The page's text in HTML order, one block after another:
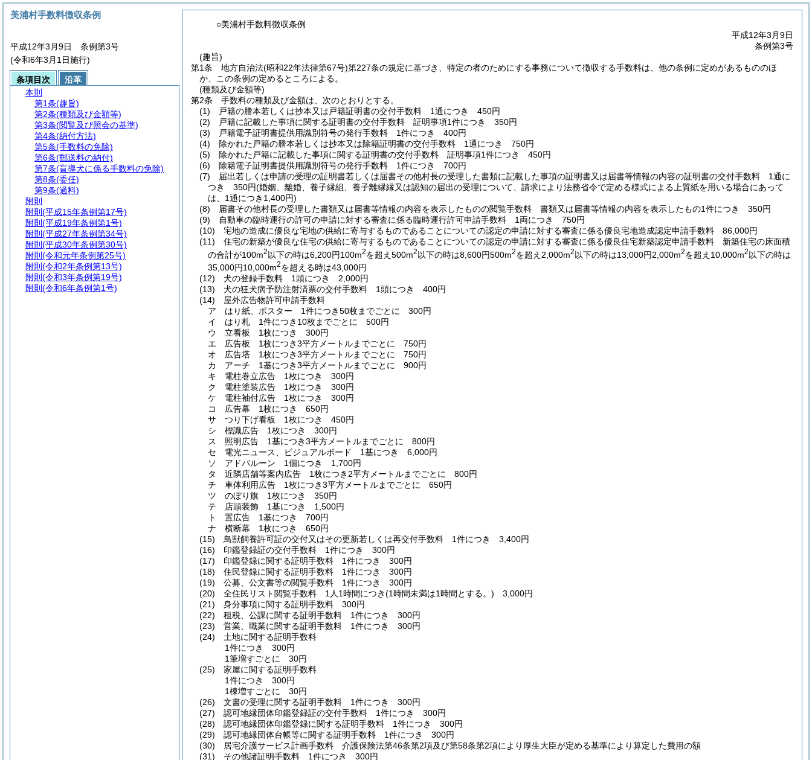
○美浦村手数料徴収条例
平成12年3月9日
条例第3号
(趣旨)
第1条
地方自治法(昭和22年法律第67号)第227条の規定に基づき、特定の者のためにする事務について徴収する手数料は、他の条例に定めがあるもののほ
か、この条例の定めるところによる。
(種類及び金額等)
第2条
手数料の種類及び金額は、次のとおりとする。
(1)
戸籍の謄本若しくは抄本又は戸籍証明書の交付手数料 1通につき 450円
(2)
戸籍に記載した事項に関する証明書の交付手数料 証明事項1件につき 350円
(3)
戸籍電子証明書提供用識別符号の発行手数料 1件につき 400円
(4)
除かれた戸籍の謄本若しくは抄本又は除籍証明書の交付手数料 1通につき 750円
(5)
除かれた戸籍に記載した事項に関する証明書の交付手数料 証明事項1件につき 450円
(6)
除籍電子証明書提供用識別符号の発行手数料 1件につき 700円
(7)
届出若しくは申請の受理の証明書若しくは届書その他村長の受理した書類に記載した事項の証明書又は届書等情報の内容の証明書の交付手数料 1通に
つき 350円(婚姻、離婚、養子縁組、養子離縁縁又は認知の届出の受理について、請求により法務省令で定める様式による上質紙を用いる場合にあって
は、1通につき1,400円)
(8)
届書その他村長の受理した書類又は届書等情報の内容を表示したものの閲覧手数料 書類又は届書等情報の内容を表示したもの1件につき 350円
(9)
自動車の臨時運行の許可の申請に対する審査に係る臨時運行許可申請手数料 1両につき 750円
(10)
宅地の造成に優良な宅地の供給に寄与するものであることについての認定の申請に対する審査に係る優良宅地造成認定申請手数料 86,000円
(11)
住宅の新築が優良な住宅の供給に寄与するものであることについての認定の申請に対する審査に係る優良住宅新築認定申請手数料 新築住宅の床面積
の合計が100m2 以下の時は6,200円100m2を超え500m2 以下の時は8,600円500m2を超え2,000m2 以下の時は13,000円2,000m2を超え10,000m2 以下の時は
35,000円10,000m2を超える時は43,000円
(12)
犬の登録手数料 1頭につき 2,000円
(13)
犬の狂犬病予防注射済票の交付手数料 1頭につき 400円
(14)
屋外広告物許可申請手数料
ア
はり紙、ポスター 1件につき50枚までごとに 300円
イ
はり札 1件につき10枚までごとに 500円
ウ
立看板 1枚につき 300円
エ
広告板 1枚につき3平方メートルまでごとに 750円
オ
広告塔 1枚につき3平方メートルまでごとに 750円
カ
アーチ 1基につき3平方メートルまでごとに 900円
キ
電柱巻立広告 1枚につき 300円
ク
電柱塗装広告 1枚につき 300円
ケ
電柱袖付広告 1枚につき 300円
コ
広告幕 1枚につき 650円
サ
つり下げ看板 1枚につき 450円
シ
標識広告 1枚につき 300円
ス
照明広告 1基につき3平方メートルまでごとに 800円
セ
電光ニュース、ビジュアルボード 1基につき 6,000円
ソ
アドバルーン 1個につき 1,700円
タ
近隣店舗等案内広告 1枚につき2平方メートルまでごとに 800円
チ
車体利用広告 1枚につき3平方メートルまでごとに 650円
ツ
のぼり旗 1枚につき 350円
テ
店頭装飾 1基につき 1,500円
ト
置広告 1基につき 700円
ナ
横断幕 1枚につき 650円
(15)
鳥獣飼養許可証の交付又はその更新若しくは再交付手数料 1件につき 3,400円
(16)
印鑑登録証の交付手数料 1件につき 300円
(17)
印鑑登録に関する証明手数料 1件につき 300円
(18)
住民登録に関する証明手数料 1件につき 300円
(19)
公募、公文書等の閲覧手数料 1件につき 300円
(20)
全住民リスト閲覧手数料 1人1時間につき(1時間未満は1時間とする。) 3,000円
(21)
身分事項に関する証明手数料 300円
(22)
租税、公課に関する証明手数料 1件につき 300円
(23)
営業、職業に関する証明手数料 1件につき 300円
(24)
土地に関する証明手数料
1件につき 300円
1筆増すごとに 30円
(25)
家屋に関する証明手数料
1件につき 300円
1棟増すごとに 30円
(26)
文書の受理に関する証明手数料 1件につき 300円
(27)
認可地縁団体印鑑登録証の交付手数料 1件につき 300円
(28)
認可地縁団体印鑑登録に関する証明手数料 1件につき 300円
(29)
認可地縁団体台帳等に関する証明手数料 1件につき 300円
(30)
居宅介護サービス計画手数料 介護保険法第46条第2項及び第58条第2項により厚生大臣が定める基準により算定した費用の額
(31)
その他諸証明手数料 1件につき 300円
美浦村手数料徴収条例
平成12年3月9日 条例第3号
(令和6年3月1日施行)
条項目次
沿革
本則
第1条(趣旨)
第2条(種類及び金額等)
第3条(閲覧及び照会の基準)
第4条(納付方法)
第5条(手数料の免除)
第6条(郵送料の納付)
第7条(盲導犬に係る手数料の免除)
第8条(委任)
第9条(過料)
附則
附則 (平成15年条例第17号)
附則 (平成19年条例第1号)
附則 (平成27年条例第34号)
附則 (平成30年条例第30号)
附則 (令和元年条例第25号)
附則 (令和2年条例第13号)
附則 (令和3年条例第19号)
附則 (令和6年条例第1号)